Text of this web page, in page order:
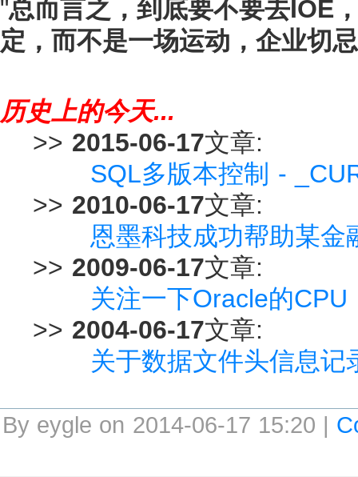
"总而言之，到底要不要去IOE
定，而不是一场运动，企业切
历史上的今天...
>> 2015-06-17文章:
SQL多版本控制 -
>> 2010-06-17文章:
恩墨科技成功帮助某金
>> 2009-06-17文章:
关注一下Oracle的
>> 2004-06-17文章:
关于数据文件头信息记
By eygle on 2014-06-17 15:20 |